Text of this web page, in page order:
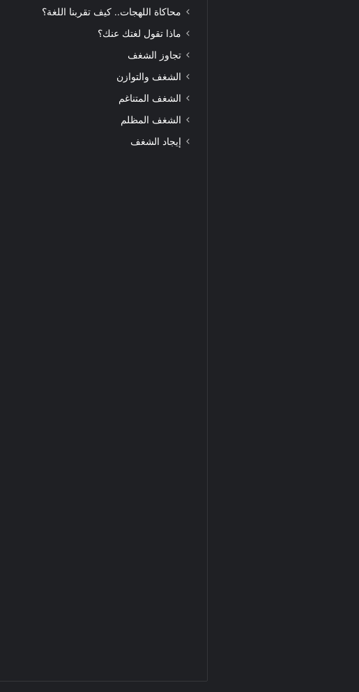
محاكاة اللهجات.. كيف تقربنا اللغة؟
ماذا تقول لغتك عنك؟
تجاوز الشغف
الشغف والتوازن
الشغف المتناغم
الشغف المظلم
إيجاد الشغف